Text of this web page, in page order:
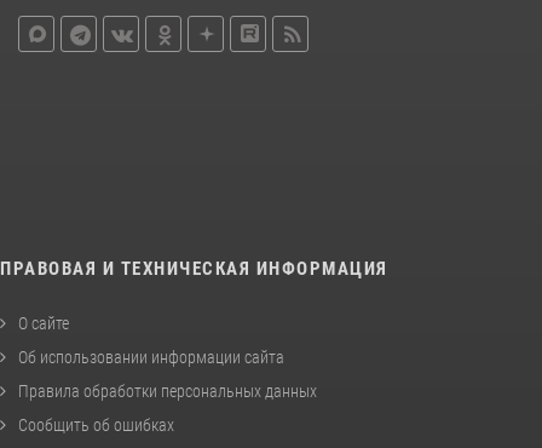
ПРАВОВАЯ И ТЕХНИЧЕСКАЯ ИНФОРМАЦИЯ
О сайте
Об использовании информации сайта
Правила обработки персональных данных
Сообщить об ошибках